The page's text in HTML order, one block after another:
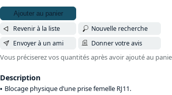
Ajouter au panier
Revenir à la liste
Nouvelle recherche
Envoyer à un ami
Donner votre avis
Vous préciserez vos quantités après avoir ajouté au
Description
Blocage physique d’une prise femelle RJ11.